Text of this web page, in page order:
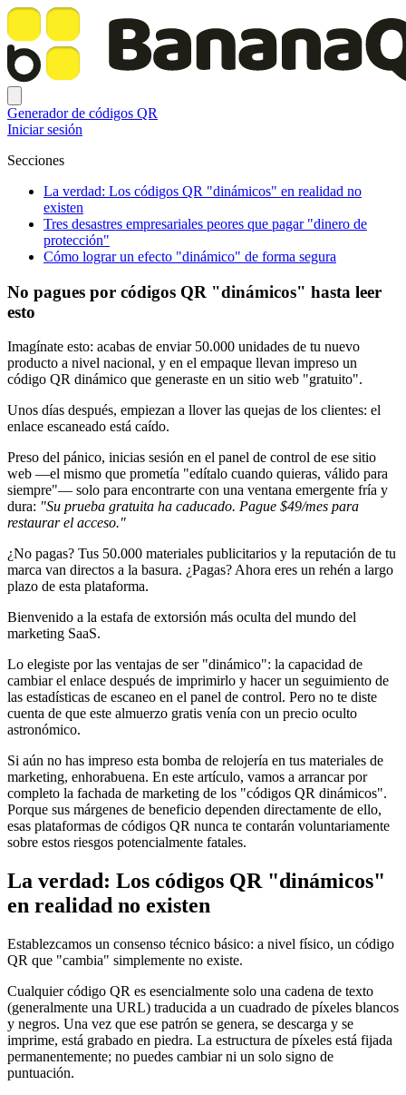
Generador de códigos QR
Iniciar sesión
Secciones
La verdad: Los códigos QR "dinámicos" en realidad no
existen
Tres desastres empresariales peores que pagar "dinero de
protección"
Cómo lograr un efecto "dinámico" de forma segura
No pagues por códigos QR "dinámicos" hasta leer
esto
Imagínate esto: acabas de enviar 50.000 unidades de tu nuevo
producto a nivel nacional, y en el empaque llevan impreso un
código QR dinámico que generaste en un sitio web "gratuito".
Unos días después, empiezan a llover las quejas de los clientes: el
enlace escaneado está caído.
Preso del pánico, inicias sesión en el panel de control de ese sitio
web —el mismo que prometía "edítalo cuando quieras, válido para
siempre"— solo para encontrarte con una ventana emergente fría y
dura: "Su prueba gratuita ha caducado. Pague $49/mes para
restaurar el acceso."
¿No pagas? Tus 50.000 materiales publicitarios y la reputación de tu
marca van directos a la basura. ¿Pagas? Ahora eres un rehén a largo
plazo de esta plataforma.
Bienvenido a la estafa de extorsión más oculta del mundo del
marketing SaaS.
Lo elegiste por las ventajas de ser "dinámico": la capacidad de
cambiar el enlace después de imprimirlo y hacer un seguimiento de
las estadísticas de escaneo en el panel de control. Pero no te diste
cuenta de que este almuerzo gratis venía con un precio oculto
astronómico.
Si aún no has impreso esta bomba de relojería en tus materiales de
marketing, enhorabuena. En este artículo, vamos a arrancar por
completo la fachada de marketing de los "códigos QR dinámicos".
Porque sus márgenes de beneficio dependen directamente de ello,
esas plataformas de códigos QR nunca te contarán voluntariamente
sobre estos riesgos potencialmente fatales.
La verdad: Los códigos QR "dinámicos"
en realidad no existen
Establezcamos un consenso técnico básico: a nivel físico, un código
QR que "cambia" simplemente no existe.
Cualquier código QR es esencialmente solo una cadena de texto
(generalmente una URL) traducida a un cuadrado de píxeles blancos
y negros. Una vez que ese patrón se genera, se descarga y se
imprime, está grabado en piedra. La estructura de píxeles está fijada
permanentemente; no puedes cambiar ni un solo signo de
puntuación.